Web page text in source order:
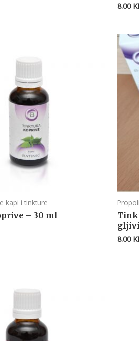
8.00
kapi i tinkture
– 30 ml
8.00